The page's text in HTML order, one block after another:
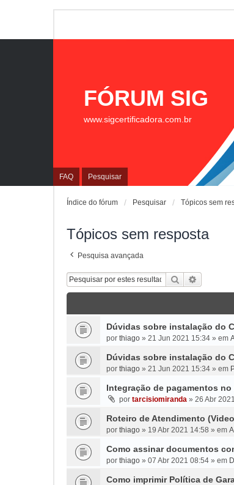
FAQ Pesquisar
FÓRUM SIG
www.sigcertificadora.com.br
Índice do fórum Pesquisar Tópicos sem
Tópicos sem resposta
Pesquisa avançada
Pesquisar
Dúvidas sobre instalação do
por thiago » 21 Jun 2021 15:34 » em
Dúvidas sobre instalação do
por thiago » 21 Jun 2021 15:34 » em
Integração de pagamentos no
por tarcisiomiranda » 26 Abr
Roteiro de Atendimento
por thiago » 19 Abr 2021 14:58 » em
Como assinar documentos
por thiago » 07 Abr 2021 08:54 » em
Como imprimir Política de